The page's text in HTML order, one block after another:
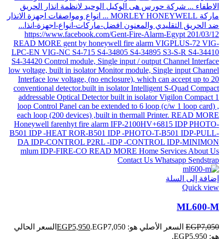
إضافة إلى السلة
Quick view
ML600-M
EGP7,050 السعر الأصلي هو: EGP7,050. EGP5,950
السعر الحالي
هو: EGP5,950.